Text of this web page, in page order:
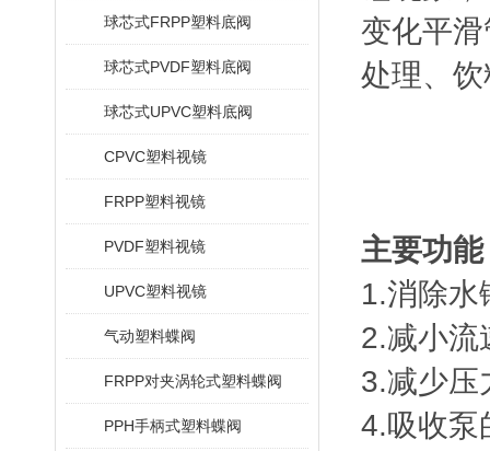
球芯式FRPP塑料底阀
球芯式PVDF塑料底阀
球芯式UPVC塑料底阀
CPVC塑料视镜
FRPP塑料视镜
PVDF塑料视镜
UPVC塑料视镜
气动塑料蝶阀
FRPP对夹涡轮式塑料蝶阀
PPH手柄式塑料蝶阀
变化平
处理、
主要功能
1.消除水
2.减小流
3.减少压
4.吸收泵